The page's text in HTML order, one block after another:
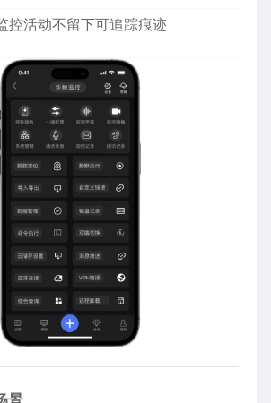
控活动不留下可追踪痕迹